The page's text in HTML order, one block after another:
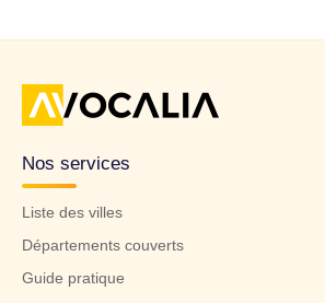
Nos services
Liste des villes
Départements couverts
Guide pratique